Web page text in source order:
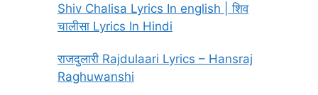
Shiv Chalisa Lyrics In english | शिव
चालीसा Lyrics In Hindi
राजदुलारी Rajdulaari Lyrics – Hansraj
Raghuwanshi